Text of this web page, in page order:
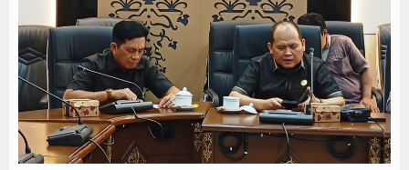
PTPN I Percepat Optimalisasi Aset, Siapkan
Perkuat Tata Kelola Pemerintahan dan
Elim Tyu Samba Dampingi Ketua MPR RI Ziarah
Ateng Sutisna dan Viking Majalengka Gelar
Dari Mangrove hingga Internet Publik, Program
BMKG Prediksi Jakarta Cerah hingga Cerah